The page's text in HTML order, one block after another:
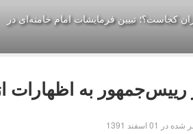
کجاست؟؛ تبیین فرمایشات امام خامنه‌ای در
به اظهارات
01 اسفند 1391